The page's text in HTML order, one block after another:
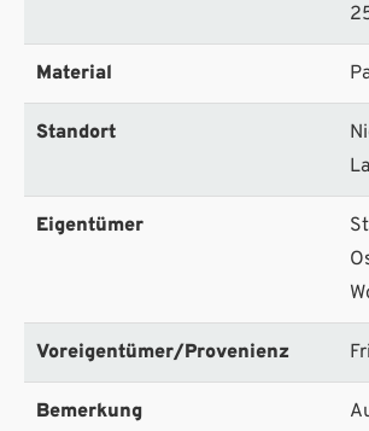
Material
Standort
Eigentümer
Voreigentümer/Provenienz
Bemerkung